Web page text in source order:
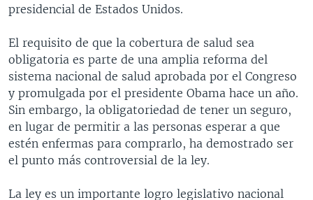
FORO [RADIO]
DEPORTIVO INTERNACIONAL
NOTA ECONÓMICA
ENTRETENIMIENTO
SÍGANOS
presidencial de Estados Unidos.
El requisito de que la cobertura de salud sea
obligatoria es parte de una amplia reforma del
sistema nacional de salud aprobada por el Congreso
y promulgada por el presidente Obama hace un año.
Sin embargo, la obligatoriedad de tener un seguro,
en lugar de permitir a las personas esperar a que
estén enfermas para comprarlo, ha demostrado ser
el punto más controversial de la ley.
La ley es un importante logro legislativo nacional